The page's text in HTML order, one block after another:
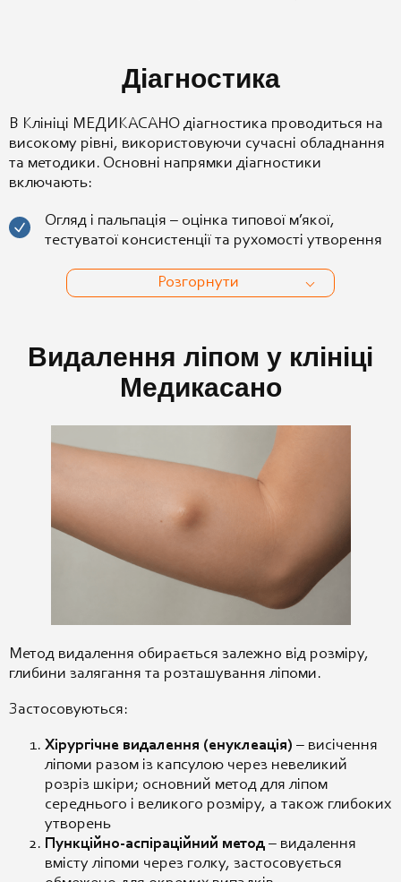
Діагностика
В Клініці МЕДИКАСАНО діагностика проводиться на
високому рівні, використовуючи сучасні обладнання
та методики. Основні напрямки діагностики
включають:
Огляд і пальпація – оцінка типової м’якої,
тестуватої консистенції та рухомості утворення
Розгорнути
Видалення ліпом у клініці
Медикасано
Метод видалення обирається залежно від розміру,
глибини залягання та розташування ліпоми.
Застосовуються:
Хірургічне видалення (енуклеація) – висічення
ліпоми разом із капсулою через невеликий
розріз шкіри; основний метод для ліпом
середнього і великого розміру, а також глибоких
утворень
Пункційно-аспіраційний метод – видалення
вмісту ліпоми через голку, застосовується